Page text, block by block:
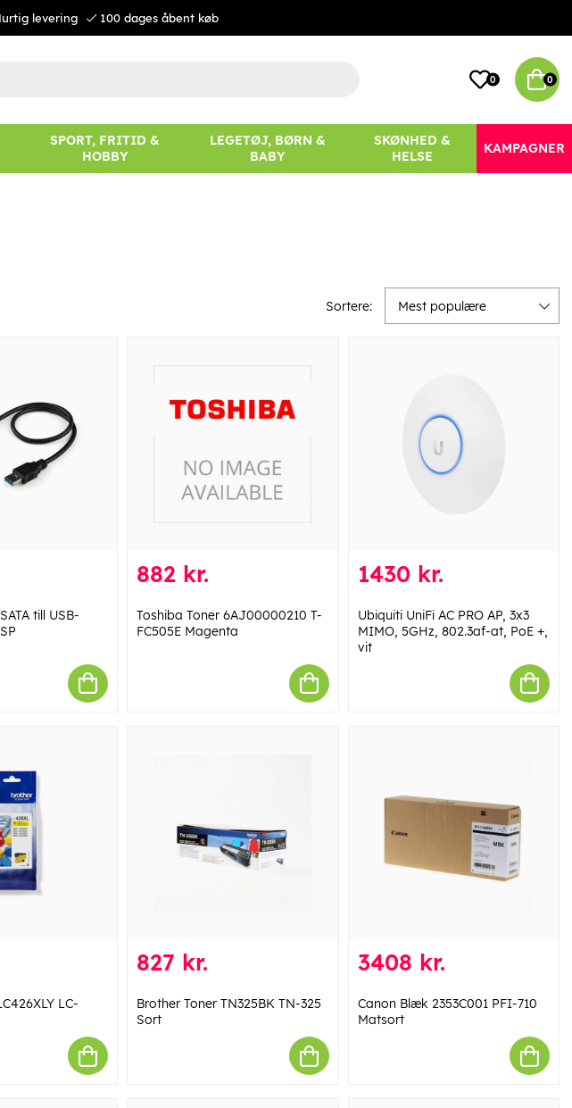
levering 100 dages åbent køb
0 0
SPORT, FRITID &
HOBBY
LEGETØJ, BØRN &
BABY
SKØNHED &
HELSE
KAMPAGNER
Sortere: Mest populære
till USB-
882 kr.
Toshiba Toner 6AJ00000210 T-
FC505E Magenta
1430 kr.
Ubiquiti UniFi AC PRO AP, 3x3
MIMO, 5GHz, 802.3af-at, PoE +,
vit
LC-
827 kr.
Brother Toner TN325BK TN-325
Sort
3408 kr.
Canon Blæk 2353C001 PFI-710
Matsort